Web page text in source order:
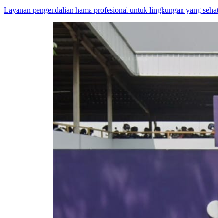
Layanan pengendalian hama profesional untuk lingkungan yang